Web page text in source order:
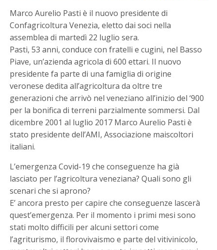
Marco Aurelio Pasti è il nuovo presidente di
Confagricoltura Venezia, eletto dai soci nella
assemblea di martedì 22 luglio sera.
Pasti, 53 anni, conduce con fratelli e cugini, nel Basso
Piave, un’azienda agricola di 600 ettari. Il nuovo
presidente fa parte di una famiglia di origine
veronese dedita all’agricoltura da oltre tre
generazioni che arrivò nel veneziano all’inizio del ‘900
per la bonifica di terreni parzialmente sommersi. Dal
dicembre 2001 al luglio 2017 Marco Aurelio Pasti è
stato presidente dell’AMI, Associazione maiscoltori
italiani.
L’emergenza Covid-19 che conseguenze ha già
lasciato per l’agricoltura veneziana? Quali sono gli
scenari che si aprono?
E’ ancora presto per capire che conseguenze lascerà
quest’emergenza. Per il momento i primi mesi sono
stati molto difficili per alcuni settori come
l’agriturismo, il florovivaismo e parte del vitivinicolo,